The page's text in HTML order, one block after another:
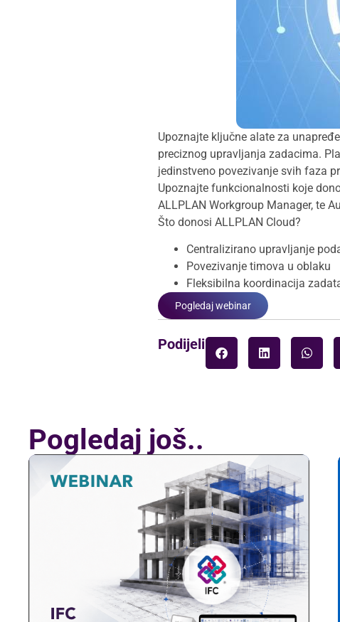
Upoznajte ključne alate za
preciznog upravljanja zadacima.
jedinstveno povezivanje svih faza
Upoznajte funkcionalnosti koje
ALLPLAN Workgroup Manager, te
Što donosi ALLPLAN Cloud?
Centralizirano upravljanje
Povezivanje timova u oblaku
Fleksibilna koordinacija
Pogledaj webinar
Podijeli:
Pogledaj još..